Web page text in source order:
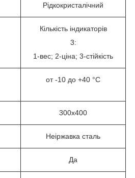
Рідкокристалічний
Кількість індикаторів
3:
1-вес; 2-ціна; 3-стійкість
от -10 до +40 °C
300х400
Неіржавка сталь
Да